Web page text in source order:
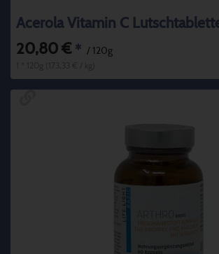
Acerola Vitamin C
20,80 € * / 120g